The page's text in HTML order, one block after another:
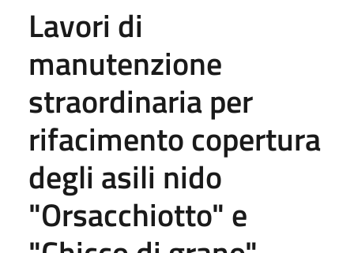
Lavori di
manutenzione
straordinaria per
rifacimento copertura
degli asili nido
"Orsacchiotto" e